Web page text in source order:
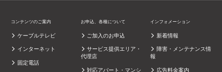
コンテンツのご案内
ケーブルテレビ
インターネット
固定電話
お申込、各種について
ご加入のお申込
サービス提供エリア・
代理店
対応アパート・マンシ
インフォメーション
新着情報
障害・メンテナンス情
報
広告料金案内